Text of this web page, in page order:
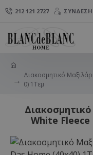
212 121 2727 ΣΎΝΔΕΣΗ
Διακοσμητικό
0) 1Τεμ
White Fleece